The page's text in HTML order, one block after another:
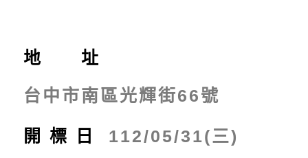
地 址
台中市南區光輝街66號
開標日 112/05/31(三)